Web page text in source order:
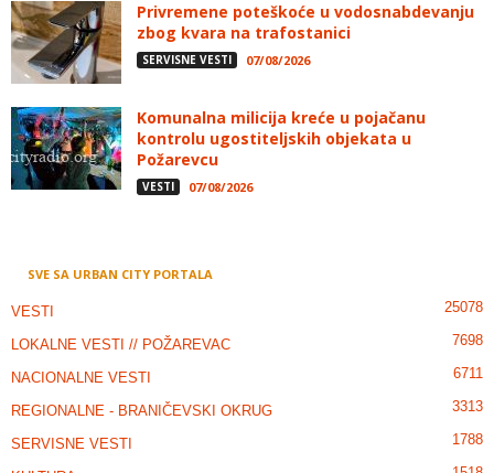
Privremene poteškoće u vodosnabdevanju
zbog kvara na trafostanici
SERVISNE VESTI 07/08/2026
Komunalna milicija kreće u pojačanu
kontrolu ugostiteljskih objekata u
Požarevcu
VESTI 07/08/2026
SVE SA URBAN CITY PORTALA
VESTI 25078
LOKALNE VESTI // POŽAREVAC 7698
NACIONALNE VESTI 6711
REGIONALNE - BRANIČEVSKI OKRUG 3313
SERVISNE VESTI 1788